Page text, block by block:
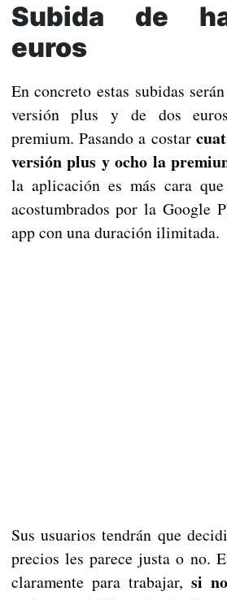
Subida de
euros
En concreto estas subidas
versión plus y de dos
premium. Pasando a costar
versión plus y ocho la
la aplicación es más cara
acostumbrados por la Google
app con una duración ilimitada.
Sus usuarios tendrán que
precios les parece justa o no.
claramente para trabajar, si